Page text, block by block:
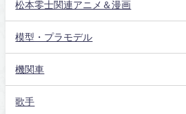
松本零士関連アニメ＆漫画
模型・プラモデル
機関車
歌手